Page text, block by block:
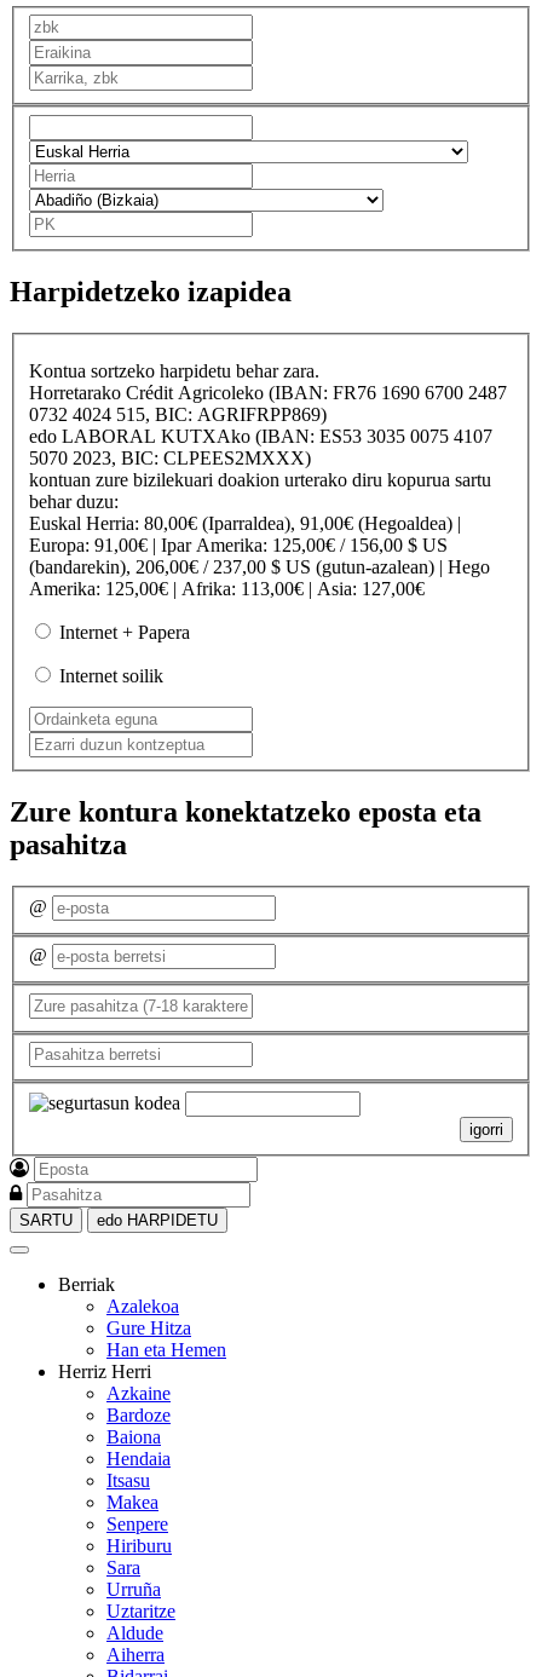
Harpidetzeko izapidea
Kontua sortzeko harpidetu behar zara.
Horretarako Crédit Agricoleko (IBAN: FR76 1690 6700 2487
0732 4024 515, BIC: AGRIFRPP869)
edo LABORAL KUTXAko (IBAN: ES53 3035 0075 4107
5070 2023, BIC: CLPEES2MXXX)
kontuan zure bizilekuari doakion urterako diru kopurua sartu
behar duzu:
Euskal Herria: 80,00€ (Iparraldea), 91,00€ (Hegoaldea) |
Europa: 91,00€ | Ipar Amerika: 125,00€ / 156,00 $ US
(bandarekin), 206,00€ / 237,00 $ US (gutun-azalean) | Hego
Amerika: 125,00€ | Afrika: 113,00€ | Asia: 127,00€
Internet + Papera
Internet soilik
Zure kontura konektatzeko eposta eta
pasahitza
@
@
igorri
SARTU edo HARPIDETU
Berriak
Azalekoa
Gure Hitza
Han eta Hemen
Herriz Herri
Azkaine
Bardoze
Baiona
Hendaia
Itsasu
Makea
Senpere
Hiriburu
Sara
Urruña
Uztaritze
Aldude
Aiherra